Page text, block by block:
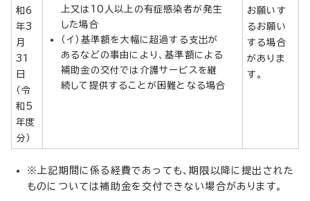
和6
年3
月
31
日
（令
和5
年度
分）
上又は10人以上の有症感染者が発生
した場合
（イ）基準額を大幅に超過する支出が
あるなどの事由により、基準額による
補助金の交付では介護サービスを継
続して提供することが困難となる場合
お願いす
るお願い
する場合
がありま
す。
※上記期間に係る経費であっても、期限以降に提出された
ものについては補助金を交付できない場合があります。